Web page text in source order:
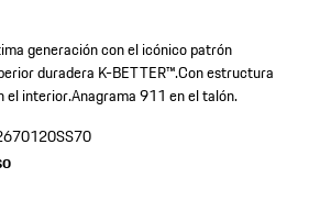
generación con el icónico patrón
duradera K-BETTER™.Con estructura
el interior.Anagrama 911 en el talón.